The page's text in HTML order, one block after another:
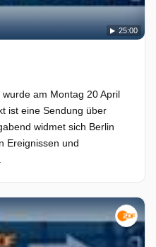
25:00
am Montag 20 April
ist eine Sendung über
widmet sich Berlin
Ereignissen und